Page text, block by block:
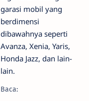
garasi mobil yang
berdimensi
dibawahnya seperti
Avanza, Xenia, Yaris,
Honda Jazz, dan lain-
lain.
Baca: